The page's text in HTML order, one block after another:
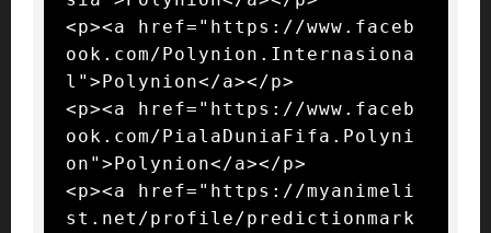
<p><a href="https://www.faceb
ook.com/Polynion.Internasiona
l">Polynion</a></p>
<p><a href="https://www.faceb
ook.com/PialaDuniaFifa.Polyni
on">Polynion</a></p>
<p><a href="https://myanimeli
st.net/profile/predictionmark